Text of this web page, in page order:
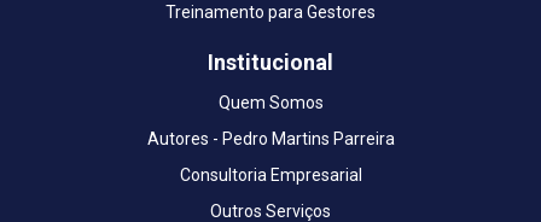
Treinamento para Gestores
Institucional
Quem Somos
Autores - Pedro Martins Parreira
Consultoria Empresarial
Outros Serviços